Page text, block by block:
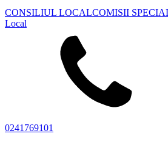
CONSILIUL LOCALCOMISII
Local
0241769101